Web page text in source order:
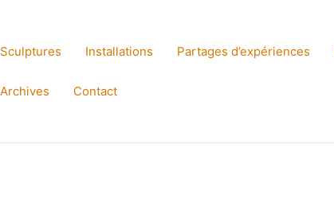
Sculptures Installations Partages d’expériences
Archives Contact